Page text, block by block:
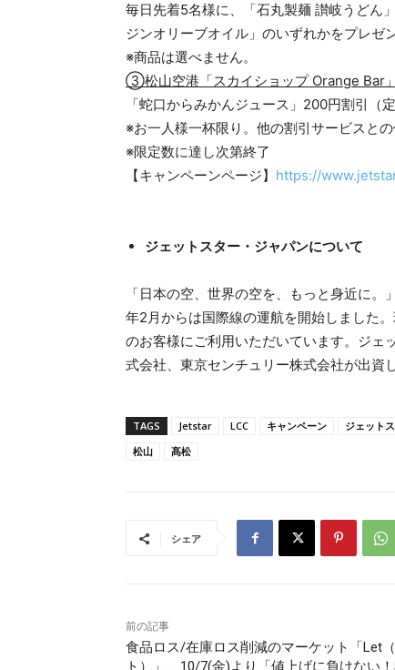
毎日先着5名様に、「石丸製麺 讃岐うどん
ジンオリーブオイル」のいずれかをプレゼ
※商品は選べません。
③松山空港「スカイショップ Orange Bar」
「蛇口からみかんジュース」200円割引（
※お一人様一杯限り。他の割引サービスとの
※限定数に達し次第終了
【キャンペーンページ】 https://
ジェットスター・ジャパンについて
「日本の空、世界の空を、もっと身近に
年2月からは国際線の運航を開始しました
のお客様にご利用いただいています。ジェ
式会社、東京センチュリー株式会社が出資
TAGS Jetstar LCC キャンペーン ジェット
松山
髙松
シェア
前の記事
食品ロス/在庫ロス削減のマーケット「Let
ト）」、10/7(金)より「値上げに負けない